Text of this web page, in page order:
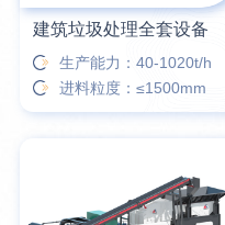
建筑垃圾处理全套设备
生产能力：40-1020t/h
进料粒度：≤1500mm